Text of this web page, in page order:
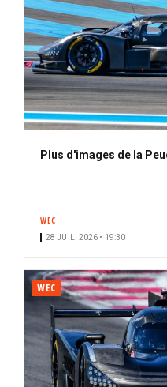
Plus d'images de la
WEC
28 JUIL. 2026 • 19:30
WEC